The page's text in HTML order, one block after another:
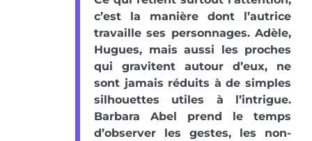
c’est la manière dont l’autrice
travaille ses personnages. Adèle,
Hugues, mais aussi les proches
qui gravitent autour d’eux, ne
sont jamais réduits à de simples
silhouettes utiles à l’intrigue.
Barbara Abel prend le temps
d’observer les gestes, les non-